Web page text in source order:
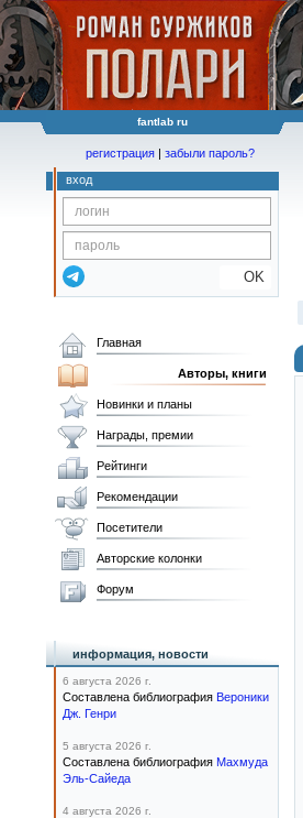
fantlab ru
регистрация | забыли пароль?
вход
OK
Главная
Авторы, книги
Новинки и планы
Награды, премии
Рейтинги
Рекомендации
Посетители
Авторские колонки
Форум
информация, новости
6 августа 2026 г.
Составлена библиография Вероники
Дж. Генри
5 августа 2026 г.
Составлена библиография Махмуда
Эль-Сайеда
4 августа 2026 г.